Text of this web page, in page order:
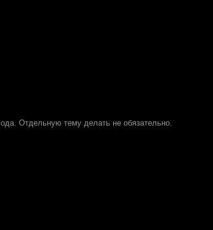
Отдельную тему делать не обязательно.